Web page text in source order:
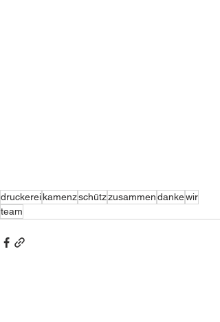
druckereikamenzschützzusammendankewir
team